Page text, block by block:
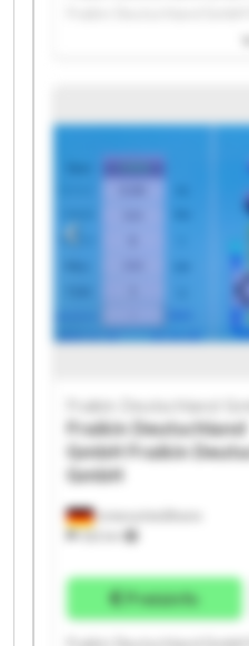
Fraikin Deutschland
Fraikin Deutschland
Fraikin Deutschland
Fraikin Deutschland
Fraikin Deutschland
Fraikin Deutschland
Fraikin Deutschland
Unterschleißheim
332 km
Fraikin Deutschland
Fraikin Deutschland
GmbHFraikin
GmbH
Preisinfo